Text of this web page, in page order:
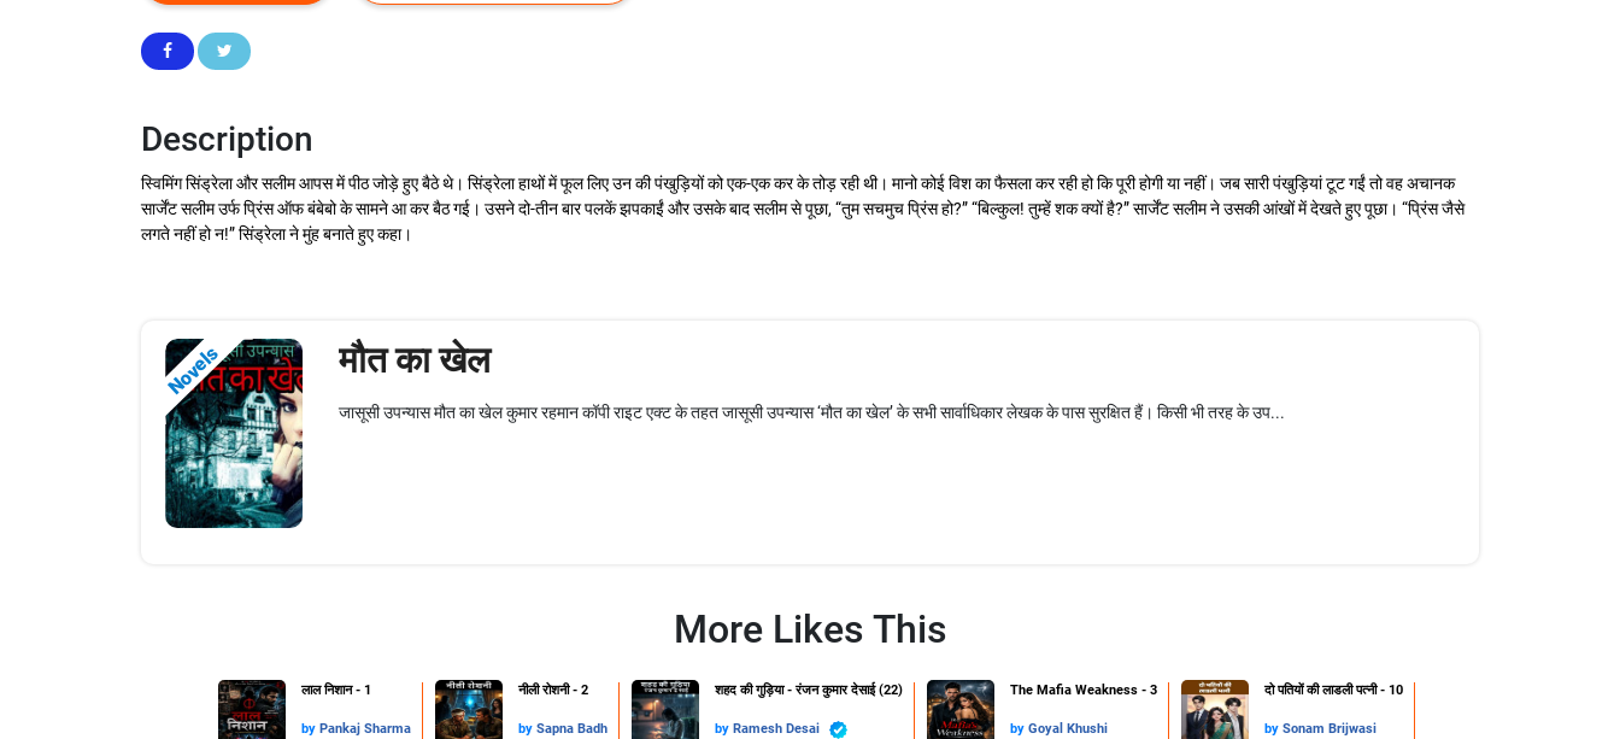
Description
स्विमिंग सिंड्रेला और सलीम आपस में पीठ जोड़े हुए बैठे थे। सिंड्रेला हाथों में फूल लिए उन की पंखुड़ियों को एक-एक कर के तोड़ रही थी। मानो कोई विश का फैसला कर रही हो कि पूरी होगी या नहीं। जब सारी पंखुड़ियां टूट गईं तो वह अचानक
सार्जेंट सलीम उर्फ प्रिंस ऑफ बंबेबो के सामने आ कर बैठ गई। उसने दो-तीन बार पलकें झपकाईं और उसके बाद सलीम से पूछा, “तुम सचमुच प्रिंस हो?” “बिल्कुल! तुम्हें शक क्यों है?” सार्जेंट सलीम ने उसकी आंखों में देखते हुए पूछा। “प्रिंस जैसे
लगते नहीं हो न!” सिंड्रेला ने मुंह बनाते हुए कहा।
Novels मौत का खेल
जासूसी उपन्यास मौत का खेल कुमार रहमान कॉपी राइट एक्ट के तहत जासूसी उपन्यास ‘मौत का खेल’ के सभी सार्वाधिकार लेखक के पास सुरक्षित हैं। किसी भी तरह के उप...
More Likes This
लाल निशान - 1
by Pankaj Sharma
नीली रोशनी - 2
by Sapna Badh
शहद की गुड़िया - रंजन कुमार देसाई (22)
by Ramesh Desai
The Mafia Weakness - 3
by Goyal Khushi
दो पतियों की लाडली पत्नी - 10
by Sonam Brijwasi